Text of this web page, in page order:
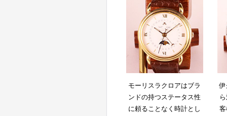
モーリスラクロアはブラ
ンドの持つステータス性
に頼ることなく時計とし